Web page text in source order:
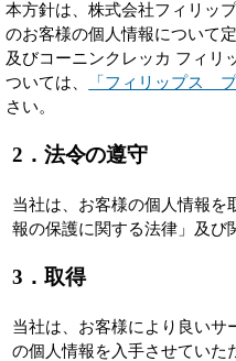
本方針は、株式会社フィリッ
のお客様の個人情報について
及びコーニンクレッカ フィリ
ついては、
「フィリップス
さい。
2 ．法令の遵守
当社は、お客様の個人情報を
報の保護に関する法律」及び
3 ．取得
当社は、お客様により良いサ
の個人情報を入手させていた